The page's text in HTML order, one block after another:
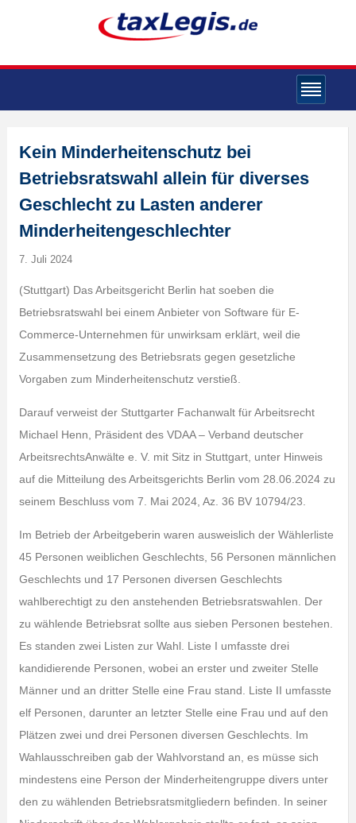
Kein Minderheitenschutz bei
Betriebsratswahl allein für diverses
Geschlecht zu Lasten anderer
Minderheitengeschlechter
7. Juli 2024
(Stuttgart) Das Arbeitsgericht Berlin hat soeben die
Betriebsratswahl bei einem Anbieter von Software für E-
Commerce-Unternehmen für unwirksam erklärt, weil die
Zusammensetzung des Betriebsrats gegen gesetzliche
Vorgaben zum Minderheitenschutz verstieß.
Darauf verweist der Stuttgarter Fachanwalt für Arbeitsrecht
Michael Henn, Präsident des VDAA – Verband deutscher
ArbeitsrechtsAnwälte e. V. mit Sitz in Stuttgart, unter Hinweis
auf die Mitteilung des Arbeitsgerichts Berlin vom 28.06.2024 zu
seinem Beschluss vom 7. Mai 2024, Az. 36 BV 10794/23.
Im Betrieb der Arbeitgeberin waren ausweislich der Wählerliste
45 Personen weiblichen Geschlechts, 56 Personen männlichen
Geschlechts und 17 Personen diversen Geschlechts
wahlberechtigt zu den anstehenden Betriebsratswahlen. Der
zu wählende Betriebsrat sollte aus sieben Personen bestehen.
Es standen zwei Listen zur Wahl. Liste I umfasste drei
kandidierende Personen, wobei an erster und zweiter Stelle
Männer und an dritter Stelle eine Frau stand. Liste II umfasste
elf Personen, darunter an letzter Stelle eine Frau und auf den
Plätzen zwei und drei Personen diversen Geschlechts. Im
Wahlausschreiben gab der Wahlvorstand an, es müsse sich
mindestens eine Person der Minderheitengruppe divers unter
den zu wählenden Betriebsratsmitgliedern befinden. In seiner